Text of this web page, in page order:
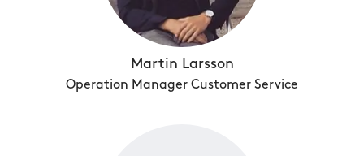
Martin Larsson
Operation Manager Customer Service